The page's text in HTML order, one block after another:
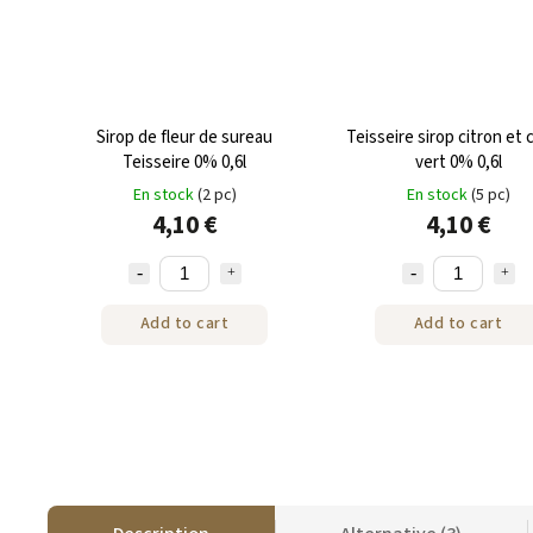
Sirop de fleur de sureau
Teisseire 0% 0,6l
En stock(2 pc)
4,10 €
Add to cart
Teisseire sirop citron et
vert 0% 0,6l
En stock(5 pc)
4,10 €
Add to cart